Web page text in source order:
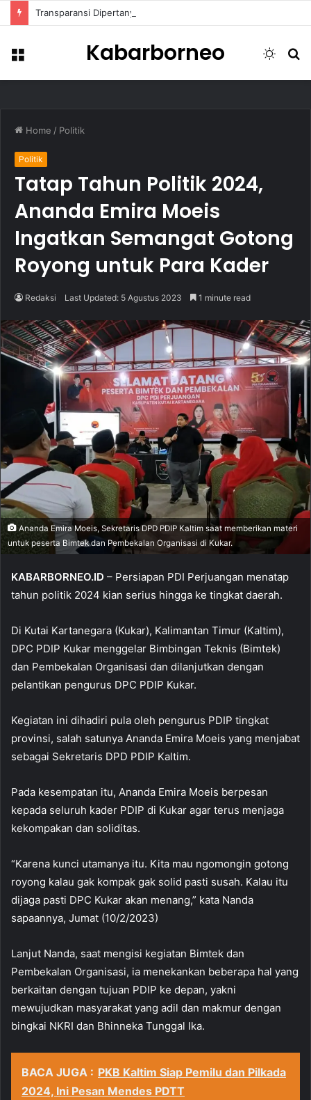
Menu Kabarborneo
Switch
Home / Politik
Politik
Tatap Tahun Politik 2024,
Ananda Emira Moeis
Ingatkan Semangat Gotong
Royong untuk Para Kader
Redaksi Last Updated: 5 Agustus 2023 1 minute read
Ananda Emira Moeis, Sekretaris DPD PDIP Kaltim saat memberikan materi
untuk peserta Bimtek dan Pembekalan Organisasi di Kukar.
KABARBORNEO.ID – Persiapan PDI Perjuangan menatap
tahun politik 2024 kian serius hingga ke tingkat daerah.
Di Kutai Kartanegara (Kukar), Kalimantan Timur (Kaltim),
DPC PDIP Kukar menggelar Bimbingan Teknis (Bimtek)
dan Pembekalan Organisasi dan dilanjutkan dengan
pelantikan pengurus DPC PDIP Kukar.
Kegiatan ini dihadiri pula oleh pengurus PDIP tingkat
provinsi, salah satunya Ananda Emira Moeis yang menjabat
sebagai Sekretaris DPD PDIP Kaltim.
Pada kesempatan itu, Ananda Emira Moeis berpesan
kepada seluruh kader PDIP di Kukar agar terus menjaga
kekompakan dan soliditas.
“Karena kunci utamanya itu. Kita mau ngomongin gotong
royong kalau gak kompak gak solid pasti susah. Kalau itu
dijaga pasti DPC Kukar akan menang,” kata Nanda
sapaannya, Jumat (10/2/2023)
Lanjut Nanda, saat mengisi kegiatan Bimtek dan
Pembekalan Organisasi, ia menekankan beberapa hal yang
berkaitan dengan tujuan PDIP ke depan, yakni
mewujudkan masyarakat yang adil dan makmur dengan
bingkai NKRI dan Bhinneka Tunggal Ika.
BACA JUGA : PKB Kaltim Siap Pemilu dan Pilkada
2024, Ini Pesan Mendes PDTT